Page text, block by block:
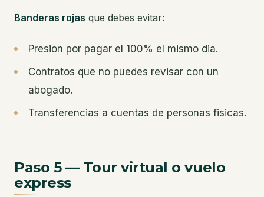
Banderas rojas que debes evitar:
Presion por pagar el 100% el mismo dia.
Contratos que no puedes revisar con un
abogado.
Transferencias a cuentas de personas fisicas.
Paso 5 — Tour virtual o vuelo
express